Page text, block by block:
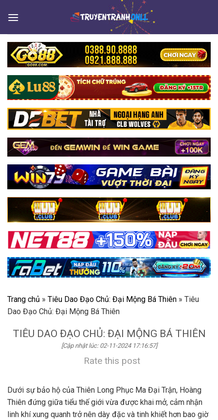
Trang chủ » Tiêu Dao Đạo Chủ: Đại Mộng Bá Thiên » Tiêu
Dao Đạo Chủ: Đại Mộng Bá Thiên
TIÊU DAO ĐẠO CHỦ: ĐẠI MỘNG BÁ THIÊN
[Cập nhật lúc: 02-11-2024 17:16:57]
Rate this post
Dưới sự bảo hộ của Thiên Long Phục Ma Đại Trận, Hoàng
Thiên đứng giữa tiểu thế giới vừa được khai mở, cảm nhận
linh khí xung quanh trở nên dày đặc và tinh khiết hơn bao giờ